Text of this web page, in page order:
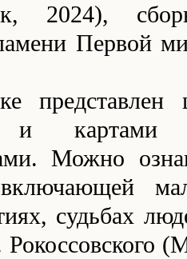
2024),
Первой
и картами
. Можно
включающей
судьбах